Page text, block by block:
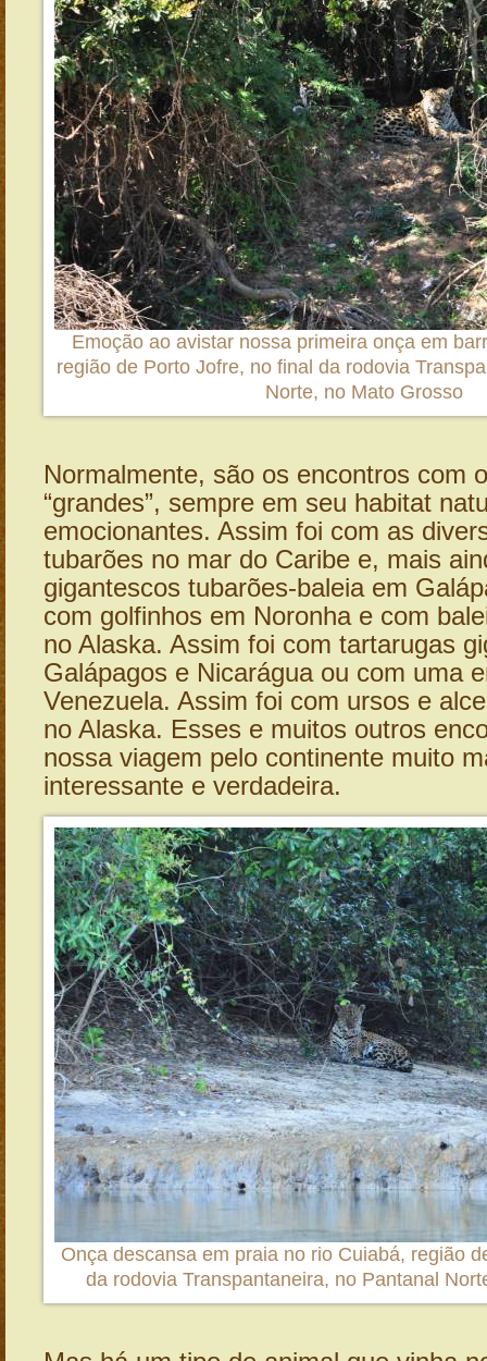
Emoção ao avistar nossa primeira onça em
região de Porto Jofre, no final da rodovia
Norte, no Mato Grosso
Normalmente, são os encontros com
“grandes”, sempre em seu habitat
emocionantes. Assim foi com as
tubarões no mar do Caribe e, mais
gigantescos tubarões-baleia em
com golfinhos em Noronha e com
no Alaska. Assim foi com tartarugas
Galápagos e Nicarágua ou com uma
Venezuela. Assim foi com ursos e
no Alaska. Esses e muitos outros
nossa viagem pelo continente muito
interessante e verdadeira.
Onça descansa em praia no rio Cuiabá, região
da rodovia Transpantaneira, no Pantanal